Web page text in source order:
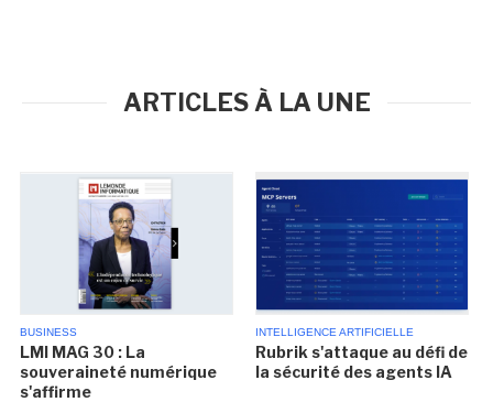
ARTICLES À LA UNE
BUSINESS
LMI MAG 30 : La
souveraineté numérique
s'affirme
INTELLIGENCE ARTIFICIELLE
Rubrik s'attaque au défi de
la sécurité des agents IA